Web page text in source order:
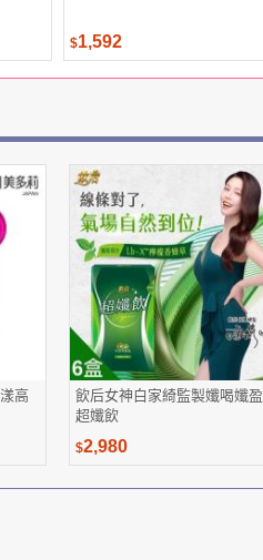
$1,592
高
飲后女神白家綺監製孅喝孅盈
超孅飲
$2,980